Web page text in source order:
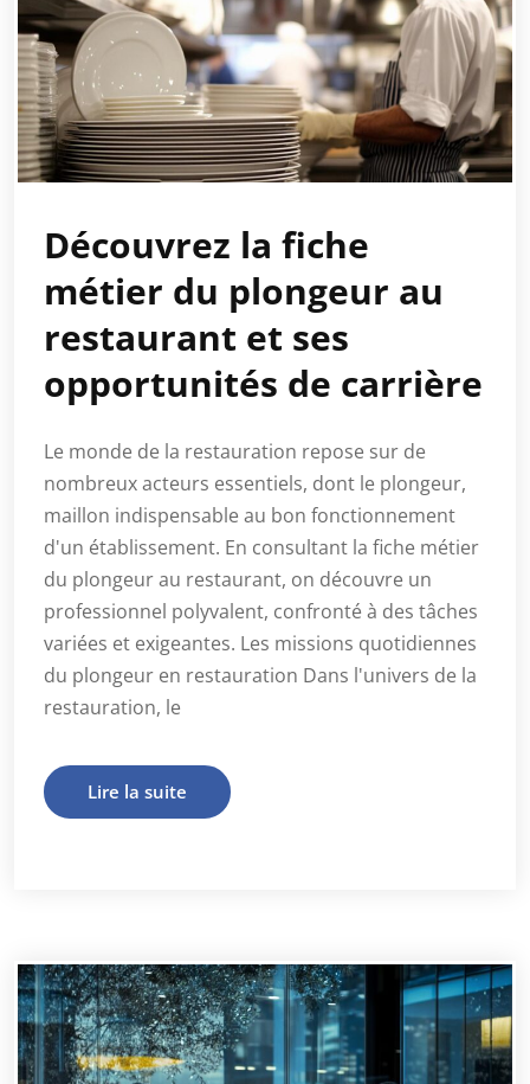
Découvrez la fiche
métier du plongeur au
restaurant et ses
opportunités de carrière
Le monde de la restauration repose sur de
nombreux acteurs essentiels, dont le plongeur,
maillon indispensable au bon fonctionnement
d'un établissement. En consultant la fiche métier
du plongeur au restaurant, on découvre un
professionnel polyvalent, confronté à des tâches
variées et exigeantes. Les missions quotidiennes
du plongeur en restauration Dans l'univers de la
restauration, le
Lire la suite